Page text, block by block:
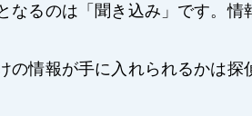
なるのは「聞き込み」です。
の情報が手に入れられるかは